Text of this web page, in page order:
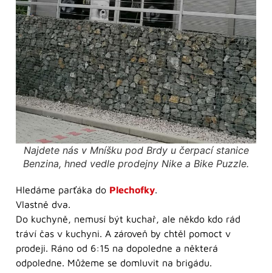
Najdete nás v Mníšku pod Brdy u čerpací stanice
Benzina, hned vedle prodejny Nike a Bike Puzzle.
Hledáme parťáka do Plechofky.
Vlastně dva.
Do kuchyně, nemusí být kuchař, ale někdo kdo rád
tráví čas v kuchyni. A zároveň by chtěl pomoct v
prodeji. Ráno od 6:15 na dopoledne a některá
odpoledne. Můžeme se domluvit na brigádu.